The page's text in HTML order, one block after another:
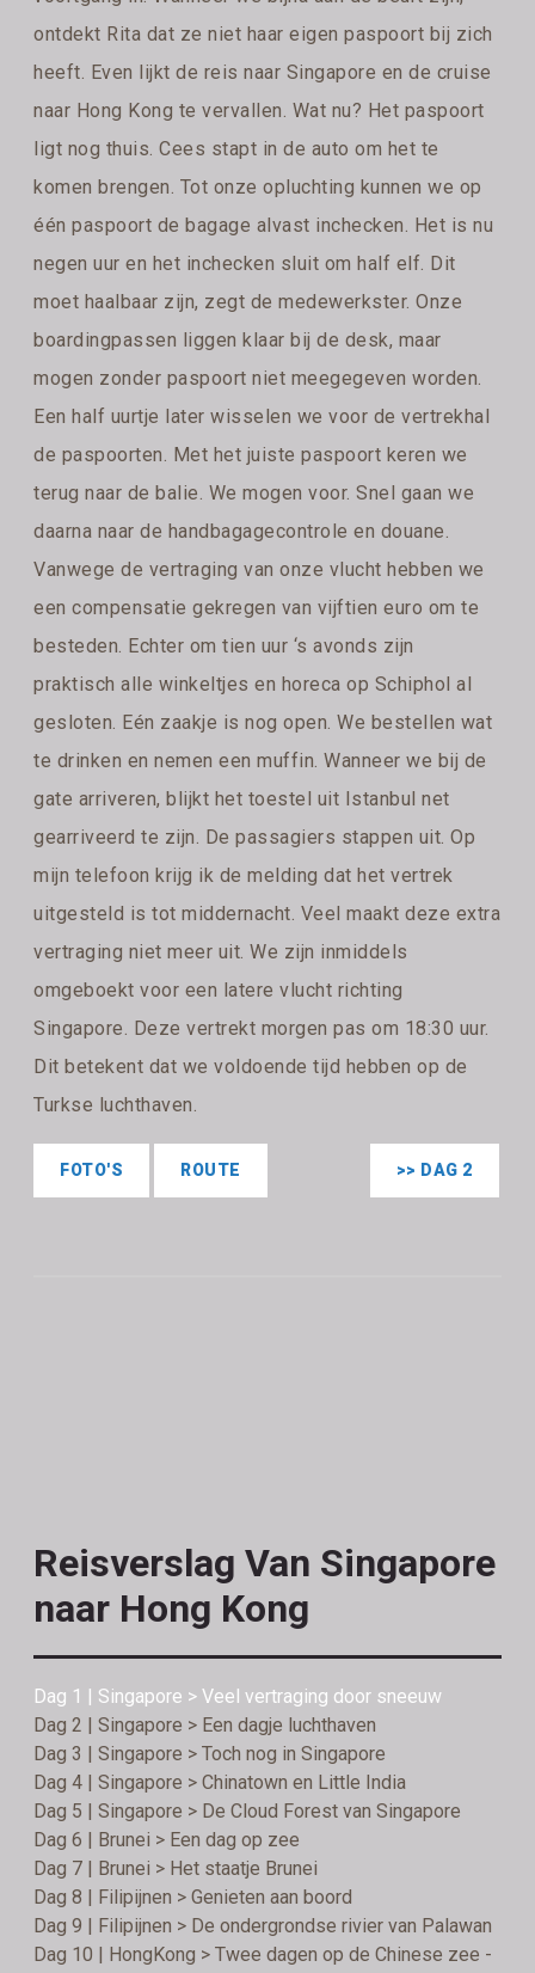
ontdekt Rita dat ze niet haar eigen paspoort bij zich
heeft. Even lijkt de reis naar Singapore en de cruise
naar Hong Kong te vervallen. Wat nu? Het paspoort
ligt nog thuis. Cees stapt in de auto om het te
komen brengen. Tot onze opluchting kunnen we op
één paspoort de bagage alvast inchecken. Het is nu
negen uur en het inchecken sluit om half elf. Dit
moet haalbaar zijn, zegt de medewerkster. Onze
boardingpassen liggen klaar bij de desk, maar
mogen zonder paspoort niet meegegeven worden.
Een half uurtje later wisselen we voor de vertrekhal
de paspoorten. Met het juiste paspoort keren we
terug naar de balie. We mogen voor. Snel gaan we
daarna naar de handbagagecontrole en douane.
Vanwege de vertraging van onze vlucht hebben we
een compensatie gekregen van vijftien euro om te
besteden. Echter om tien uur ‘s avonds zijn
praktisch alle winkeltjes en horeca op Schiphol al
gesloten. Eén zaakje is nog open. We bestellen wat
te drinken en nemen een muffin. Wanneer we bij de
gate arriveren, blijkt het toestel uit Istanbul net
gearriveerd te zijn. De passagiers stappen uit. Op
mijn telefoon krijg ik de melding dat het vertrek
uitgesteld is tot middernacht. Veel maakt deze extra
vertraging niet meer uit. We zijn inmiddels
omgeboekt voor een latere vlucht richting
Singapore. Deze vertrekt morgen pas om 18:30 uur.
Dit betekent dat we voldoende tijd hebben op de
Turkse luchthaven.
>> DAG 2
FOTO'S ROUTE
Reisverslag Van Singapore
naar Hong Kong
Dag 1 | Singapore > Veel vertraging door sneeuw
Dag 2 | Singapore > Een dagje luchthaven
Dag 3 | Singapore > Toch nog in Singapore
Dag 4 | Singapore > Chinatown en Little India
Dag 5 | Singapore > De Cloud Forest van Singapore
Dag 6 | Brunei > Een dag op zee
Dag 7 | Brunei > Het staatje Brunei
Dag 8 | Filipijnen > Genieten aan boord
Dag 9 | Filipijnen > De ondergrondse rivier van Palawan
Dag 10 | HongKong > Twee dagen op de Chinese zee -